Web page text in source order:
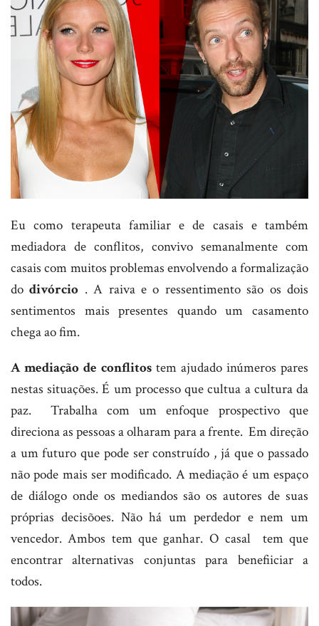
Eu como terapeuta familiar e de casais e também
mediadora de conflitos, convivo semanalmente com
casais com muitos problemas envolvendo a formalização
dodivórcio . A raiva e o ressentimento são os dois
sentimentos mais presentes quando um casamento
chega ao fim.
A mediação de conflitos tem ajudado inúmeros pares
nestas situações. É um processo que cultua a cultura da
paz. Trabalha com um enfoque prospectivo que
direciona as pessoas a olharam para a frente. Em direção
a um futuro que pode ser construído , já que o passado
não pode mais ser modificado. A mediação é um espaço
de diálogo onde os mediandos são os autores de suas
próprias decisõoes. Não há um perdedor e nem um
vencedor. Ambos tem que ganhar. O casal tem que
encontrar alternativas conjuntas para benefiiciar a
todos.